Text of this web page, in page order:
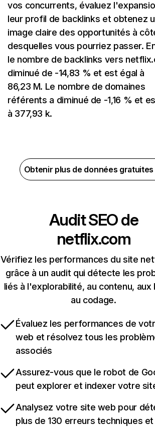
vos concurrents, évaluez
leur profil de backlinks et obtenez
image claire des opportunités à
desquelles vous pourriez passer.
le nombre de backlinks vers
diminué de -14,83 % et est égal à
86,23 M. Le nombre de domaines
référents a diminué de -1,16 % et
à 377,93 k.
Obtenir plus de données
Audit SEO de
netflix.com
Vérifiez les performances du site
grâce à un audit qui détecte les
liés à l'explorabilité, au contenu, aux
au codage.
Évaluez les performances de
web et résolvez tous les
associés
Assurez-vous que le robot de
peut explorer et indexer votre
Analysez votre site web pour
plus de 130 erreurs techniques et